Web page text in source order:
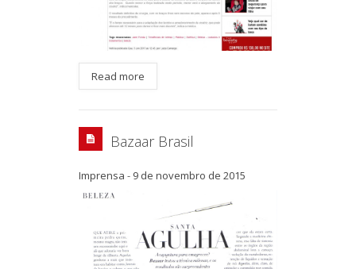
Read more
Bazaar Brasil
Imprensa - 9 de novembro de 2015